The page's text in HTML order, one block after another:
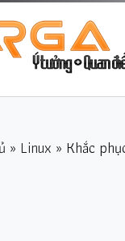
» Linux » Khắc